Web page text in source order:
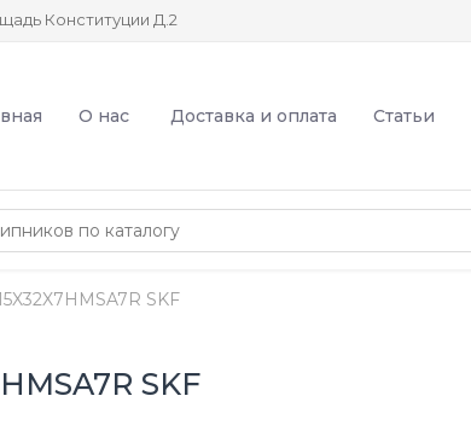
Конституции Д.2
О нас Доставка и оплата Статьи
SKF
SKF